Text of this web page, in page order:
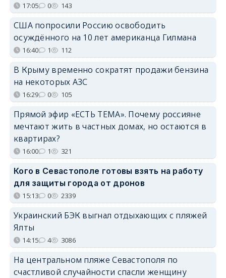
17:05 0 143
США попросили Россию освободить
осуждённого на 10 лет американца Гилмана
16:40 1 112
В Крыму временно сократят продажи бензина
на некоторых АЗС
16:29 0 105
Прямой эфир «ЕСТЬ ТЕМА». Почему россияне
мечтают жить в частных домах, но остаются в
квартирах?
16:00 1 321
Кого в Севастополе готовы взять на работу
для защиты города от дронов
15:13 0 2339
Украинский БЭК выгнал отдыхающих с пляжей
Ялты
14:15 4 3086
На центральном пляже Севастополя по
счастливой случайности спасли женщину